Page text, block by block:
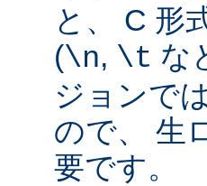
と、 C 形
(\n, \t な
ジョンで
ので、 生
要です。